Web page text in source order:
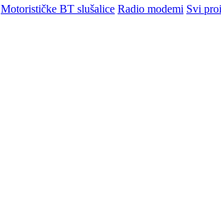
Motorističke BT slušalice Radio modemi Svi